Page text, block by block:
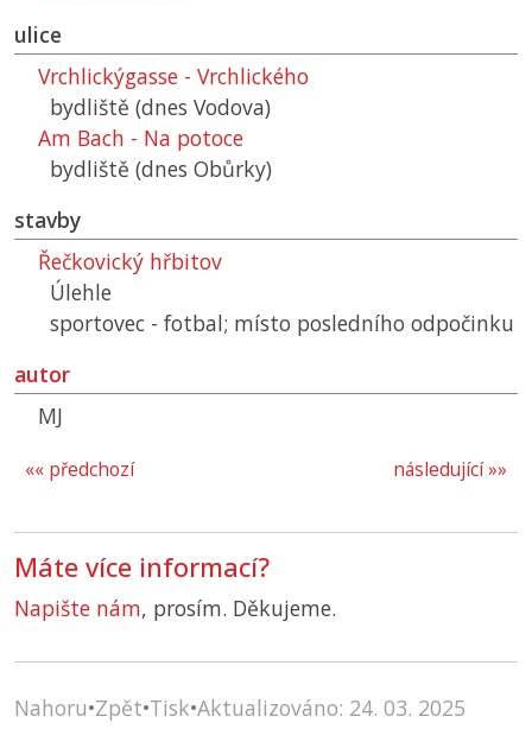
ulice
Vrchlickýgasse - Vrchlického
bydliště (dnes Vodova)
Am Bach - Na potoce
bydliště (dnes Obůrky)
stavby
Řečkovický hřbitov
Úlehle
sportovec - fotbal; místo posledního odpočinku
autor
MJ
následující »»
«« předchozí
Máte více informací?
Napište nám, prosím. Děkujeme.
Nahoru•Zpět•Tisk•Aktualizováno: 24. 03. 2025